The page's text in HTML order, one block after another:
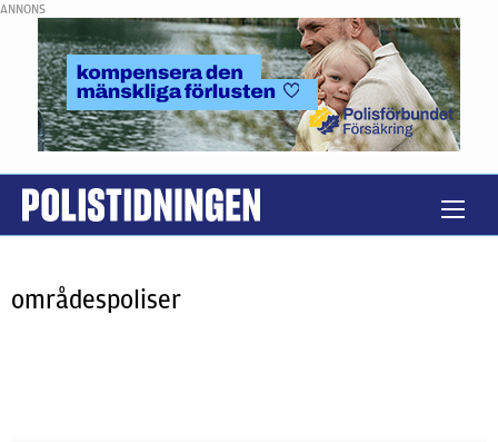
ANNONS
områdespoliser